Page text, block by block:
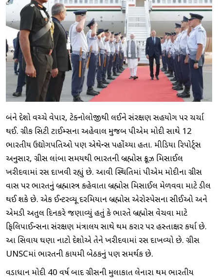
બંને દેશો વચ્ચે વેપાર, ટેક્નોલોજીથી લઈને સંરક્ષણ સહયોગ પર ચર્ચા
થઈ. ગ્રીક સિટી ટાઈમ્સના અહેવાલ મુજબ પીએમ મોદી સાથે 12
ભારતીય ઉદ્યોગપતિઓ પણ એથેન્સ પહોંચ્યા હતા. મીડિયા રિપોર્ટ્સ
અનુસાર, ગ્રીસ લાંબા સમયથી ભારતની બ્રહ્મોસ ક્રૂઝ મિસાઈલ
ખરીદવામાં રસ દાખવી રહ્યું છે. આવી સ્થિતિમાં પીએમ મોદીના ગ્રીસ
પ્રવાસ પર ભારતનું બ્રહ્માસ્ત્ર કહેવાતા બ્રહ્મોસ મિસાઈલ મેળવવા માટે ડીલ
થઈ શકે છે. એક ઈન્ટરવ્યૂ દરમિયાન બ્રહ્મોસ એરોસ્પેસના સીઈઓ અને
એમડી અતુલ દિનકરે જણાવ્યું હતું કે ભારતે બ્રહ્મોસ વેચવા માટે
ફિલિપાઈન્સના સંરક્ષણ મંત્રાલય સાથે પ્રથમ કરાર પર હસ્તાક્ષર કર્યા છે.
આ સિવાય ઘણા નાટો દેશોએ તેને ખરીદવામાં રસ દાખવ્યો છે. ગ્રીસ
UNSCમાં ભારતની કાયમી બેઠકનું પણ સમર્થક છે.
વડાપ્રધાન મોદી 40 વર્ષ બાદ ગ્રીસની મુલાકાત લેનારા પ્રથમ ભારતીય